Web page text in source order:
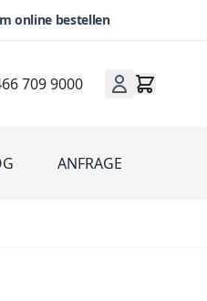
online bestellen
709 9000
ANFRAGE